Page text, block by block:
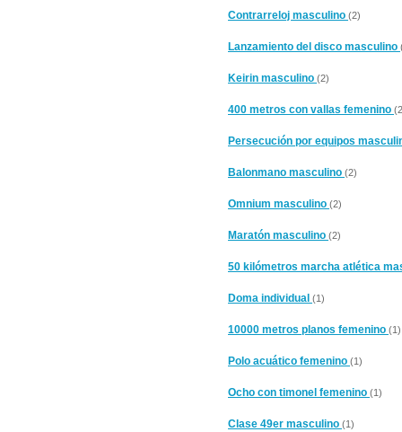
Contrarreloj masculino (2)
Lanzamiento del disco masculino
Keirin masculino (2)
400 metros con vallas femenino
Persecución por equipos
Balonmano masculino (2)
Omnium masculino (2)
Maratón masculino (2)
50 kilómetros marcha atlética
Doma individual (1)
10000 metros planos femenino (1)
Polo acuático femenino (1)
Ocho con timonel femenino (1)
Clase 49er masculino (1)